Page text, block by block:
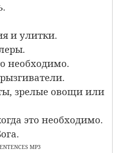
и улитки.
необходимо.
зрелые овощи или
это необходимо.
MP3